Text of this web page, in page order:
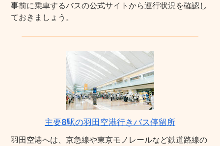
事前に乗車するバスの公式サイトから運行状況を確認し
ておきましょう。
主要8駅の羽田空港行きバス停留所
羽田空港へは、京急線や東京モノレールなど鉄道路線の